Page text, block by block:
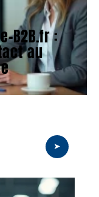
B2B.fr :
au